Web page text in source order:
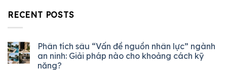
RECENT POSTS
Phân tích sâu “Vấn đề nguồn nhân lực” ngành
an ninh: Giải pháp nào cho khoảng cách kỹ
năng?